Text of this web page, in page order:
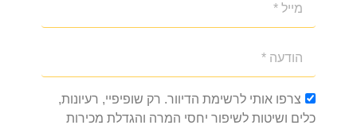
צרפו אותי לרשימת הדיוור. רק שופיפיי, רעיונות,
כלים ושיטות לשיפור יחסי המרה והגדלת מכירות